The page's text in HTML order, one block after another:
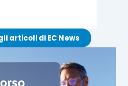
articoli di EC News